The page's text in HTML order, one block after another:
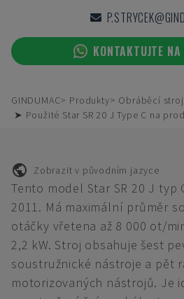
KONTAKTUJTE
GINDUMAC Produkty
Obráběcí
➤ Použité Star SR 20 J Type C na
Zobrazit v původním jazyce
Tento model Star SR 20 J typ
2011. Má maximální průměr
otáčky vřetena až 8 000 ot/
2,2 kW. Stroj obsahuje šest
soustružnické nástroje a pět
motorizovaných nástrojů. Je